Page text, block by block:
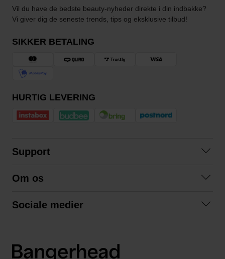
Vil du have de bedste beauty-nyheder direkte i din indbakke?
Vi giver dig de seneste trends, tips og eksklusive tilbud!
SIKKER BETALING
HURTIG LEVERING
Support
Betingelser
Om os
Sociale medier
LinkedIn